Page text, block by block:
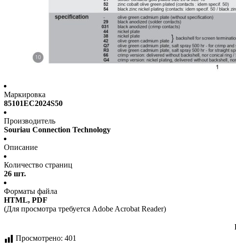
Маркировка
85101EC2024S50
Производитель
Souriau Connection Technology
Описание
Количество страниц
26 шт.
Форматы файла
HTML, PDF
(Для просмотра требуется Adobe Acrobat Reader)
Просмотрено: 401